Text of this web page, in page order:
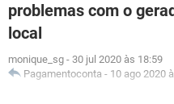
problemas com o
local
monique_sg - 30 jul 2020 às 18:59
Pagamentoconta - 10 ago 2020